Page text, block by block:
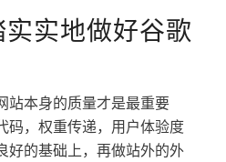
实地做好谷歌
站本身的质量才是最重要
码，权重传递，用户体验度
好的基础上，再做站外的外